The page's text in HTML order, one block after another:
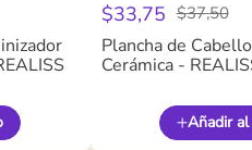
$33,75 $37,50
Plancha de
Cerámica -
Añadir